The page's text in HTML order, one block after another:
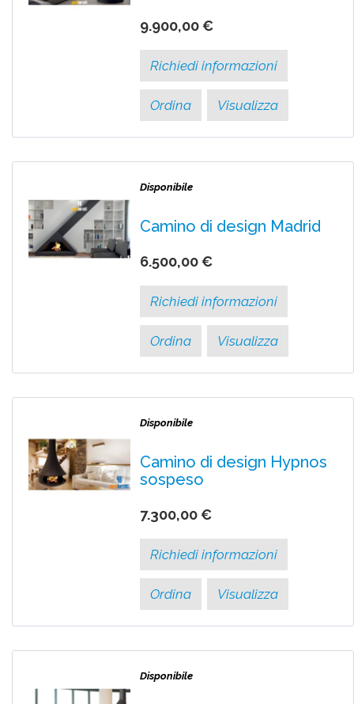
9.900,00 €
Richiedi informazioni
Ordina Visualizza
Disponibile
Camino di design Madrid
6.500,00 €
Richiedi informazioni
Ordina Visualizza
Disponibile
Camino di design Hypnos
sospeso
7.300,00 €
Richiedi informazioni
Ordina Visualizza
Disponibile